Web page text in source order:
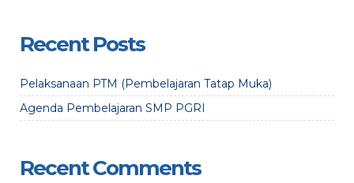
Recent Posts
Pelaksanaan PTM (Pembelajaran Tatap Muka)
Agenda Pembelajaran SMP PGRI
Recent Comments